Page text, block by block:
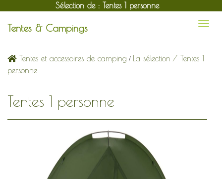
Sélection de : Tentes 1 personne
Tentes & Campings
Tentes et accessoires de camping / La sélection / Tentes 1
personne
Tentes 1 personne